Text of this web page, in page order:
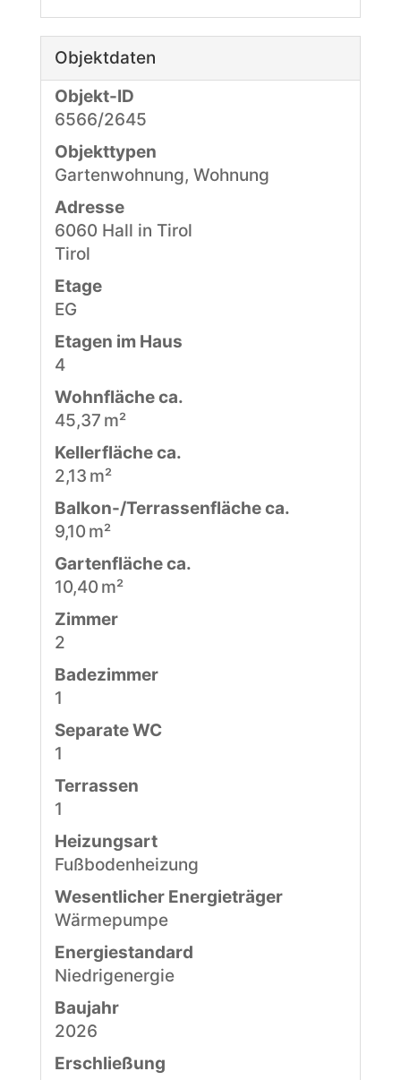
Objektdaten
Objekt-ID
6566/2645
Objekttypen
Gartenwohnung, Wohnung
Adresse
6060 Hall in Tirol
Tirol
Etage
EG
Etagen im Haus
4
Wohnfläche ca.
45,37 m²
Kellerfläche ca.
2,13 m²
Balkon-/Terrassen­fläche ca.
9,10 m²
Gartenfläche ca.
10,40 m²
Zimmer
2
Badezimmer
1
Separate WC
1
Terrassen
1
Heizungsart
Fußbodenheizung
Wesentlicher Energieträger
Wärmepumpe
Energiestandard
Niedrigenergie
Baujahr
2026
Erschließung